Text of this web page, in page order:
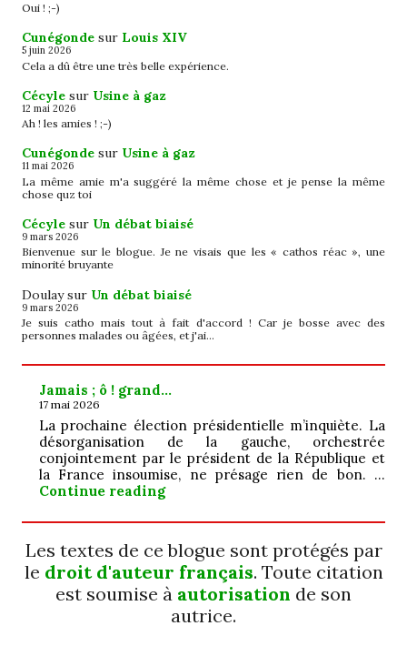
Oui ! ;-)
Cunégonde sur Louis XIV
5 juin 2026
Cela a dû être une très belle expérience.
Cécyle sur Usine à gaz
12 mai 2026
Ah ! les amies ! ;-)
Cunégonde sur Usine à gaz
11 mai 2026
La même amie m'a suggéré la même chose et je pense la même
chose quz toi
Cécyle sur Un débat biaisé
9 mars 2026
Bienvenue sur le blogue. Je ne visais que les « cathos réac », une
minorité bruyante
Doulaysur Un débat biaisé
9 mars 2026
Je suis catho mais tout à fait d'accord ! Car je bosse avec des
personnes malades ou âgées, et j'ai…
Jamais ; ô ! grand…
17 mai 2026
La prochaine élection présidentielle m’inquiète. La
désorganisation de la gauche, orchestrée
conjointement par le président de la République et
la France insoumise, ne présage rien de bon. …
Continue readingJamais ; ô ! grand…
Les textes de ce blogue sont protégés par
le droit d'auteur français. Toute citation
est soumise à autorisation de son
autrice.